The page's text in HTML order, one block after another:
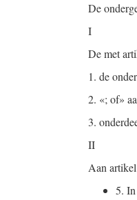
De
I
De met
1. de
2. «; of»
3.
II
Aan
5.